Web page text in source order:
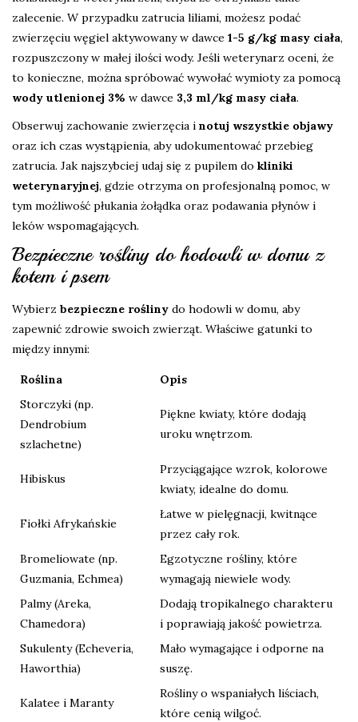
zalecenie. W przypadku zatrucia liliami, możesz podać
zwierzęciu węgiel aktywowany w dawce 1-5 g/kg masy ciała,
rozpuszczony w małej ilości wody. Jeśli weterynarz oceni, że
to konieczne, można spróbować wywołać wymioty za pomocą
wody utlenionej 3% w dawce 3,3 ml/kg masy ciała.
Obserwuj zachowanie zwierzęcia i notuj wszystkie objawy
oraz ich czas wystąpienia, aby udokumentować przebieg
zatrucia. Jak najszybciej udaj się z pupilem do kliniki
weterynaryjnej, gdzie otrzyma on profesjonalną pomoc, w
tym możliwość płukania żołądka oraz podawania płynów i
leków wspomagających.
Bezpieczne rośliny do hodowli w domu z
kotem i psem
Wybierz bezpieczne rośliny do hodowli w domu, aby
zapewnić zdrowie swoich zwierząt. Właściwe gatunki to
między innymi:
Roślina
Opis
Storczyki (np.
Dendrobium
szlachetne)
Piękne kwiaty, które dodają
uroku wnętrzom.
Hibiskus
Przyciągające wzrok, kolorowe
kwiaty, idealne do domu.
Fiołki Afrykańskie
Łatwe w pielęgnacji, kwitnące
przez cały rok.
Bromeliowate (np.
Guzmania, Echmea)
Egzotyczne rośliny, które
wymagają niewiele wody.
Palmy (Areka,
Chamedora)
Dodają tropikalnego charakteru
i poprawiają jakość powietrza.
Sukulenty (Echeveria,
Haworthia)
Mało wymagające i odporne na
suszę.
Kalatee i Maranty
Rośliny o wspaniałych liściach,
które cenią wilgoć.